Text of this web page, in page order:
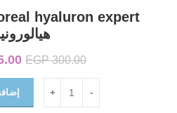
EGP300.00